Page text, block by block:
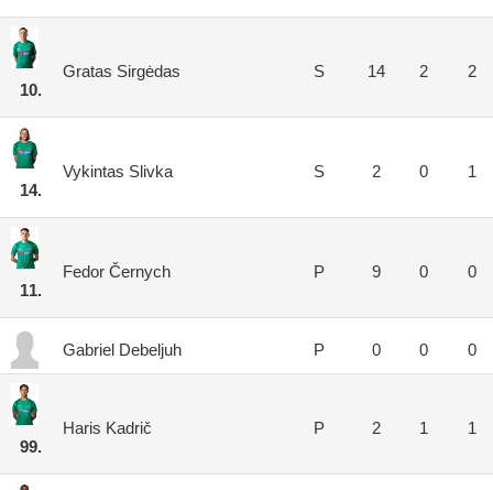
10.
Gratas Sirgėdas S 14 2 2
14.
Vykintas Slivka S 2 0 1
11.
Fedor Černych P 9 0 0
Gabriel Debeljuh P 0 0 0
99.
Haris Kadrič P 2 1 1